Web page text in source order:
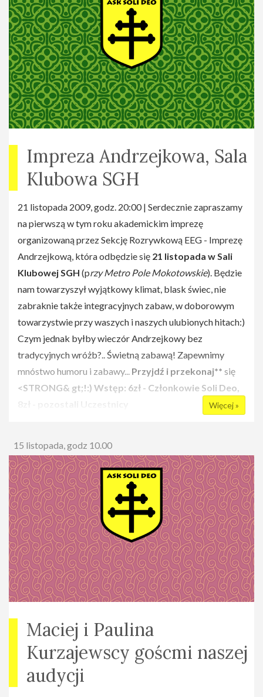
Impreza Andrzejkowa, Sala
Klubowa SGH
21 listopada 2009, godz. 20:00 | Serdecznie zapraszamy
na pierwszą w tym roku akademickim imprezę
organizowaną przez Sekcję Rozrywkową EEG - Imprezę
Andrzejkową, która odbędzie się 21 listopada w Sali
Klubowej SGH (przy Metro Pole Mokotowskie). Będzie
nam towarzyszył wyjątkowy klimat, blask świec, nie
zabraknie także integracyjnych zabaw, w doborowym
towarzystwie przy waszych i naszych ulubionych hitach:)
Czym jednak byłby wieczór Andrzejkowy bez
tradycyjnych wróżb?.. Świetną zabawą! Zapewnimy
mnóstwo humoru i zabawy... Przyjdź i przekonaj** się
<STRONG& gt;!:) Wstęp: 6zł - Członkowie Soli Deo,
Imprezę w waszych ulubionych, tanecznych rytmach
rozkręci Dj AtraM :)
Dlaczego warto przyjść!? Bóbr znał 1000 bitów,
TurboDymoMan znał 1500... ale Sekcja Rozrywkowa
zawstydziła bobra i TurboDymoMana... my znamy
miliony bitów, przy których się świetnie bawimy i na
dodatek zawstydzamy podwójnie...bo nie
potrzebujemy dodatkowych% wspomagaczy! ... niech
się inni wstydzą...!:)
organizatorów Najfajniejszych Solideowych imprez
napisz do nas: Czekamy właśnie na Ciebie!
UWAGA!!!*Ze względu na zmiany w zarządzaniu
Więcej »
15 listopada, godz 10.00
Maciej i Paulina
Kurzajewscy goścmi naszej
audycji